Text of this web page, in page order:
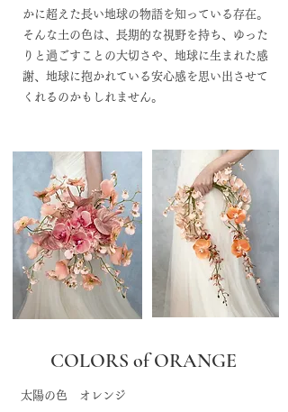
かに超えた長い地球の物語を知っている存在。
そんな土の色は、長期的な視野を持ち、ゆった
りと過ごすことの大切さや、地球に生まれた感
謝、地球に抱かれている安心感を思い出させて
くれるのかもしれません。
COLORS of ORANGE
太陽の色 オレンジ